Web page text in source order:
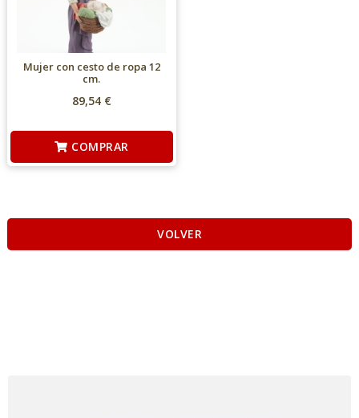
Mujer con cesto de ropa 12
cm.
89,54 €
COMPRAR
VOLVER